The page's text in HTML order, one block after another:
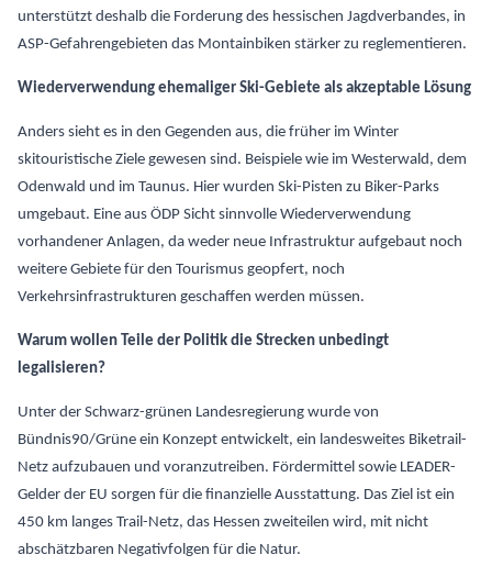
unterstützt deshalb die Forderung des hessischen Jagdverbandes, in
ASP-Gefahrengebieten das Montainbiken stärker zu reglementieren.
Wiederverwendung ehemaliger Ski-Gebiete als akzeptable Lösung
Anders sieht es in den Gegenden aus, die früher im Winter
skitouristische Ziele gewesen sind. Beispiele wie im Westerwald, dem
Odenwald und im Taunus. Hier wurden Ski-Pisten zu Biker-Parks
umgebaut. Eine aus ÖDP Sicht sinnvolle Wiederverwendung
vorhandener Anlagen, da weder neue Infrastruktur aufgebaut noch
weitere Gebiete für den Tourismus geopfert, noch
Verkehrsinfrastrukturen geschaffen werden müssen.
Warum wollen Teile der Politik die Strecken unbedingt
legalisieren?
Unter der Schwarz-grünen Landesregierung wurde von
Bündnis90/Grüne ein Konzept entwickelt, ein landesweites Biketrail-
Netz aufzubauen und voranzutreiben. Fördermittel sowie LEADER-
Gelder der EU sorgen für die finanzielle Ausstattung. Das Ziel ist ein
450 km langes Trail-Netz, das Hessen zweiteilen wird, mit nicht
abschätzbaren Negativfolgen für die Natur.